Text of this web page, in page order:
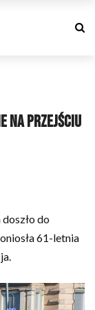
na przejściu
do
61-letnia